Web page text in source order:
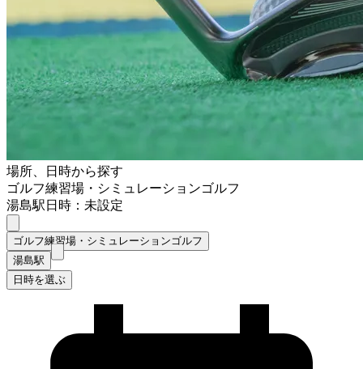
場所、日時から探す
ゴルフ練習場・シミュレーションゴルフ
湯島駅日時：未設定
ゴルフ練習場・シミュレーションゴルフ
湯島駅
日時を選ぶ